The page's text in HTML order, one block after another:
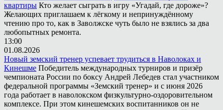
квартиры Кто желает сыграть в игру «Угадай, где дороже»?
Желающих приглашаем к лёгкому и непринуждённому
чтению про то, как в Заволжске чуть было не взялись за два
любопытных ремонта.
13:00
01.08.2026
Новый земский тренер успевает трудиться в Наволоках и
Кинешме Победитель международных турниров и призёр
чемпионата России по боксу Андрей Лебедев стал участником
федеральной программы «Земский тренер» и с июня 2026
года работает в наволокском физкультурно-оздоровительном
комплексе. При этом кинешемских воспитанников он не